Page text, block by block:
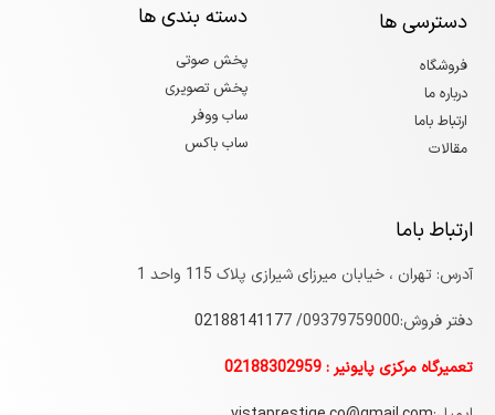
دسترسی ها
فروشگاه
درباره ما
ارتباط باما
مقالات
دسته بندی ها
پخش صوتی
پخش تصویری
ساب ووفر
ساب باکس
ارتباط باما
آدرس: تهران ، خیابان میرزای شیرازی پلاک 115 واحد 1
دفتر فروش:09379759000/
02188141177
تعمیرگاه مرکزی پایونیر : 02188302959